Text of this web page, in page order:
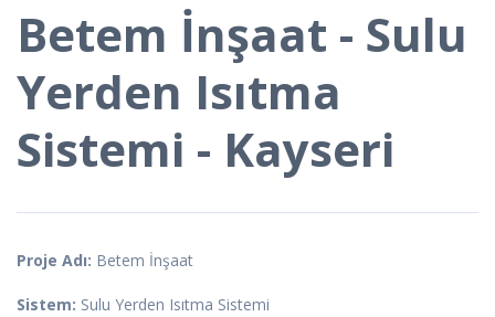
Betem İnşaat - Sulu
Yerden Isıtma
Sistemi - Kayseri
Proje Adı: Betem İnşaat
Sistem: Sulu Yerden Isıtma Sistemi